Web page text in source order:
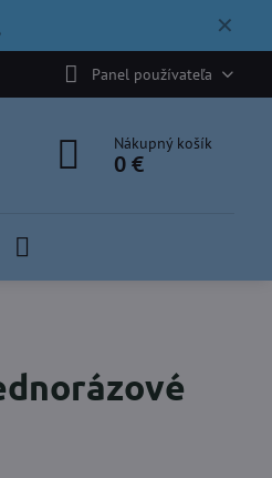
✕
Panel používateľa
Nákupný košík
0 €